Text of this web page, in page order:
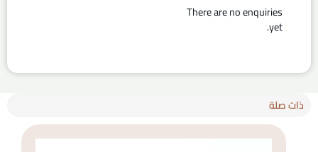
There are no enquiries
yet.
ذات صلة